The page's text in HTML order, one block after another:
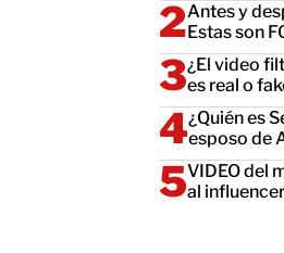
Antes y
Estas son
¿El video
es real o
¿Quién es
esposo de
VIDEO del
al